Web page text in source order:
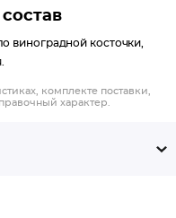
виноградной косточки,
комплекте поставки,
характер.